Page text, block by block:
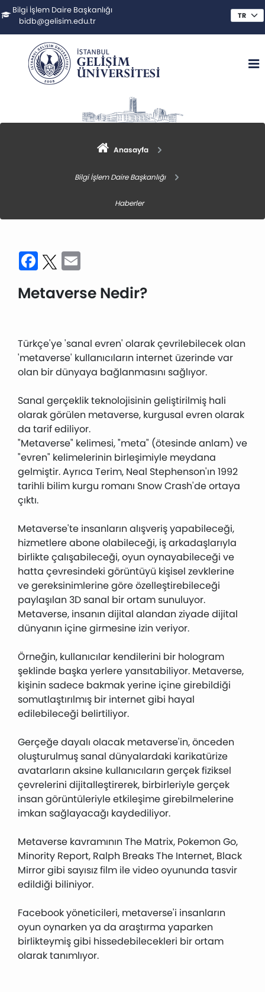
Bilgi İşlem Daire Başkanlığı
bidb@gelisim.edu.tr
Anasayfa
Bilgi İşlem Daire Başkanlığı
Haberler
Facebook
Twitter
Metaverse Nedir?
Türkçe'ye 'sanal evren' olarak çevrilebilecek olan
'metaverse' kullanıcıların internet üzerinde var
olan bir dünyaya bağlanmasını sağlıyor.
Sanal gerçeklik teknolojisinin geliştirilmiş hali
olarak görülen metaverse, kurgusal evren olarak
da tarif ediliyor.
"Metaverse" kelimesi, "meta" (ötesinde anlam) ve
"evren" kelimelerinin birleşimiyle meydana
gelmiştir. Ayrıca Terim, Neal Stephenson'ın 1992
tarihli bilim kurgu romanı Snow Crash'de ortaya
çıktı.
Metaverse'te insanların alışveriş yapabileceği,
hizmetlere abone olabileceği, iş arkadaşlarıyla
birlikte çalışabileceği, oyun oynayabileceği ve
hatta çevresindeki görüntüyü kişisel zevklerine
ve gereksinimlerine göre özelleştirebileceği
paylaşılan 3D sanal bir ortam sunuluyor.
Metaverse, insanın dijital alandan ziyade dijital
dünyanın içine girmesine izin veriyor.
Örneğin, kullanıcılar kendilerini bir hologram
şeklinde başka yerlere yansıtabiliyor. Metaverse,
kişinin sadece bakmak yerine içine girebildiği
somutlaştırılmış bir internet gibi hayal
edilebileceği belirtiliyor.
Gerçeğe dayalı olacak metaverse'in, önceden
oluşturulmuş sanal dünyalardaki karikatürize
avatarların aksine kullanıcıların gerçek fiziksel
çevrelerini dijitalleştirerek, birbirleriyle gerçek
insan görüntüleriyle etkileşime girebilmelerine
imkan sağlayacağı kaydediliyor.
Metaverse kavramının The Matrix, Pokemon Go,
Minority Report, Ralph Breaks The Internet, Black
Mirror gibi sayısız film ile video oyununda tasvir
edildiği biliniyor.
Facebook yöneticileri, metaverse'i insanların
oyun oynarken ya da araştırma yaparken
birlikteymiş gibi hissedebilecekleri bir ortam
olarak tanımlıyor.